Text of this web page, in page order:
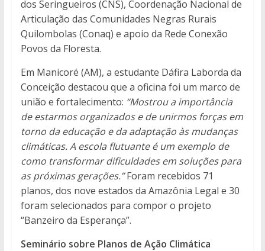
dos Seringueiros (CNS), Coordenação Nacional de
Articulação das Comunidades Negras Rurais
Quilombolas (Conaq) e apoio da Rede Conexão
Povos da Floresta.
Em Manicoré (AM), a estudante Dáfira Laborda da
Conceição destacou que a oficina foi um marco de
união e fortalecimento: “Mostrou a importância
de estarmos organizados e de unirmos forças em
torno da educação e da adaptação às mudanças
climáticas. A escola flutuante é um exemplo de
como transformar dificuldades em soluções para
as próximas gerações.”Foram recebidos 71
planos, dos nove estados da Amazônia Legal e 30
foram selecionados para compor o projeto
“Banzeiro da Esperança”.
Seminário sobre Planos de Ação Climática